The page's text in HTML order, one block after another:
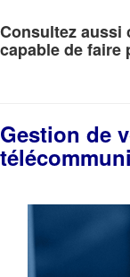
Consultez aussi
capable de faire
Gestion de